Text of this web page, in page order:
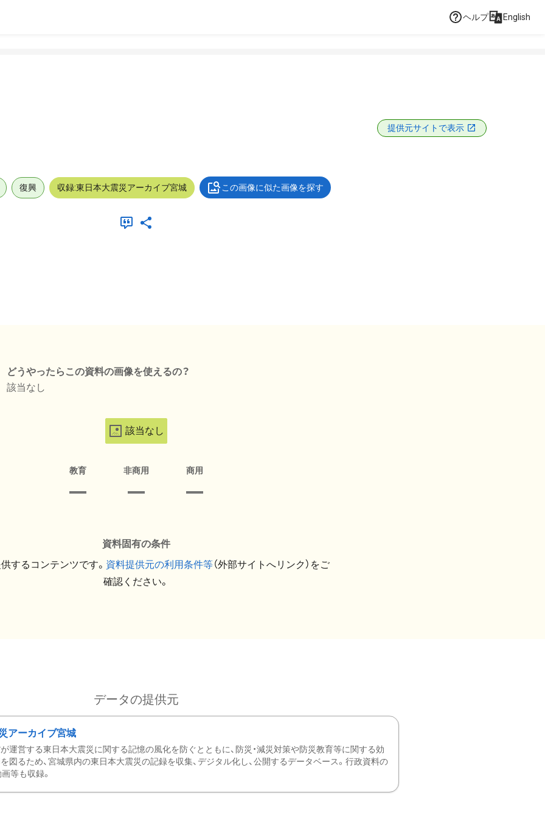
ヘルプ English
提供元サイトで表示
復興 収録:東日本大震災アーカイブ宮城 この画像に似た画像を探す
どうやったらこの資料の画像を使えるの？
該当なし
該当なし
教育 非商用 商用
資料固有の条件
するコンテンツです。 資料提供元の利用条件等（外部サイトへリンク）をご
確認ください。
データの提供元
アーカイブ宮城
運営する東日本大震災に関する記憶の風化を防ぐとともに、防災・減災対策や防災教育等に関する効
図るため、宮城県内の東日本大震災の記録を収集、デジタル化し、公開するデータベース。行政資料の
等も収録。